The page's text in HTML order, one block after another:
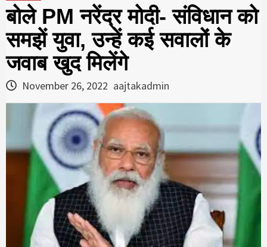
बोले PM नरेंद्र मोदी- संविधान को
समझें युवा, उन्हें कई सवालों के
जवाब खुद मिलेंगे
November 26, 2022 aajtakadmin